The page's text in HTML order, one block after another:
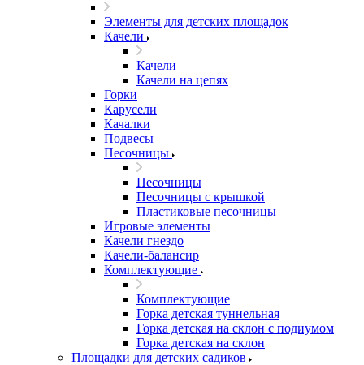
Элементы для детских площадок
Качели
Качели
Качели на цепях
Горки
Карусели
Качалки
Подвесы
Песочницы
Песочницы
Песочницы с крышкой
Пластиковые песочницы
Игровые элементы
Качели гнездо
Качели-балансир
Комплектующие
Комплектующие
Горка детская туннельная
Горка детская на склон с подиумом
Горка детская на склон
Площадки для детских садиков